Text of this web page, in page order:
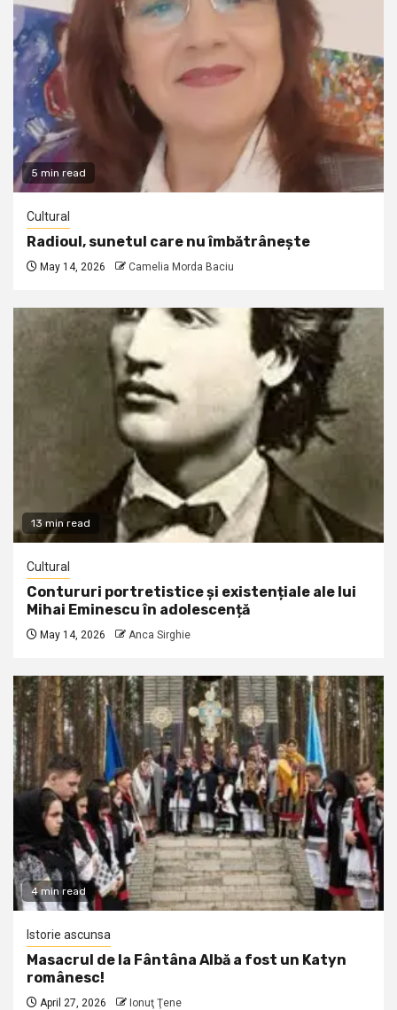
5 min read
Cultural
Radioul, sunetul care nu îmbătrânește
May 14, 2026 Camelia Morda Baciu
13 min read
Cultural
Contururi portretistice și existențiale ale lui
Mihai Eminescu în adolescență
May 14, 2026 Anca Sirghie
4 min read
Istorie ascunsa
Masacrul de la Fântâna Albă a fost un Katyn
românesc!
April 27, 2026 Ionuţ Ţene